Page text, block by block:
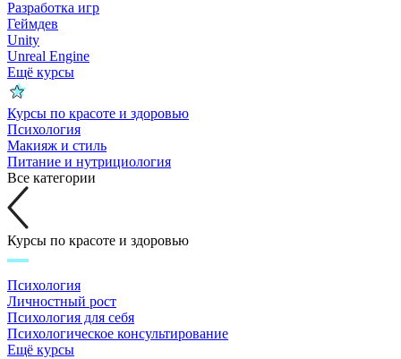
Разработка игр
Геймдев
Unity
Unreal Engine
Ещё курсы
Курсы по красоте и здоровью
Психология
Макияж и стиль
Питание и нутрициология
Все категории
Курсы по красоте и здоровью
Психология
Личностный рост
Психология для себя
Психологическое консультирование
Ещё курсы